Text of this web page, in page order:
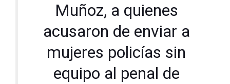
Muñoz, a quienes
acusaron de enviar a
mujeres policías sin
equipo al penal de